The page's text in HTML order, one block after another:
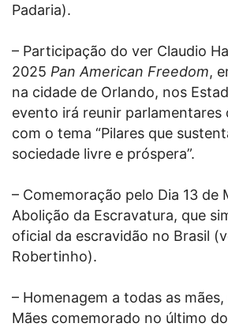
Padaria).
– Participação do ver Claudio
2025 Pan American Freedom,
na cidade de Orlando, nos
evento irá reunir
com o tema “Pilares que
sociedade livre e próspera”.
– Comemoração pelo Dia 13 de
Abolição da Escravatura, que
oficial da escravidão no Brasil
Robertinho).
– Homenagem a todas as
Mães comemorado no último